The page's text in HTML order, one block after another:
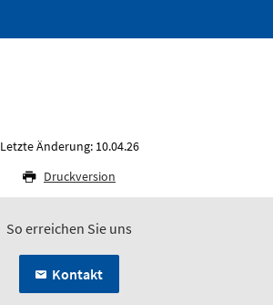
Letzte Änderung: 10.04.26
Druckversion
So erreichen Sie uns
Kontakt